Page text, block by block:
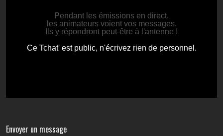
Envoyer un message